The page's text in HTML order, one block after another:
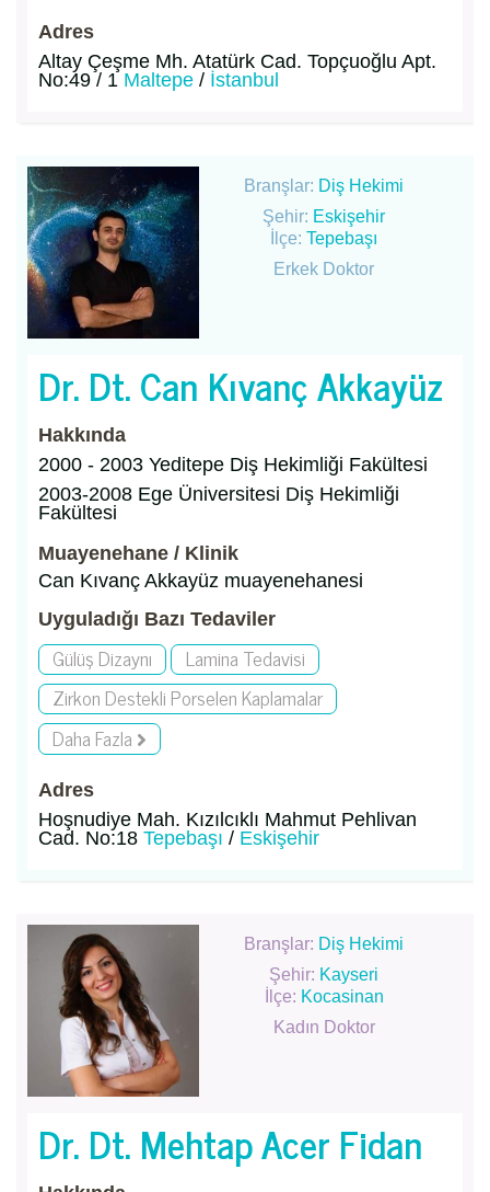
Adres
Altay Çeşme Mh. Atatürk Cad. Topçuoğlu Apt.
No:49 / 1 Maltepe / İstanbul
Branşlar: Diş Hekimi
Şehir: Eskişehir
İlçe:Tepebaşı
Erkek Doktor
Dr. Dt. Can Kıvanç Akkayüz
Hakkında
2000 - 2003 Yeditepe Diş Hekimliği Fakültesi
2003-2008 Ege Üniversitesi Diş Hekimliği
Fakültesi
Muayenehane / Klinik
Can Kıvanç Akkayüz muayenehanesi
Uyguladığı Bazı Tedaviler
Gülüş Dizaynı
Lamina Tedavisi
Zirkon Destekli Porselen Kaplamalar
Daha Fazla
Adres
Hoşnudiye Mah. Kızılcıklı Mahmut Pehlivan
Cad. No:18 Tepebaşı / Eskişehir
Branşlar: Diş Hekimi
Şehir: Kayseri
İlçe: Kocasinan
Kadın Doktor
Dr. Dt. Mehtap Acer Fidan